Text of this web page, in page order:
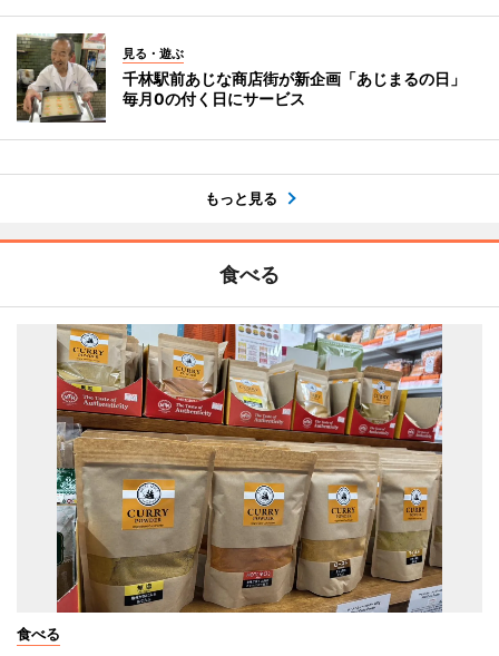
見る・遊ぶ
千林駅前あじな商店街が新企画「あじまるの日」
毎月0の付く日にサービス
もっと見る
食べる
食べる